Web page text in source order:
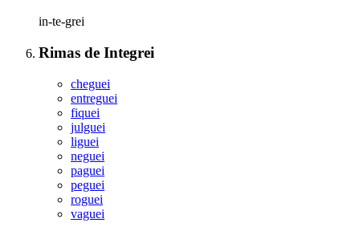
in-te-grei
Rimas de Integrei
cheguei
entreguei
fiquei
julguei
liguei
neguei
paguei
peguei
roguei
vaguei